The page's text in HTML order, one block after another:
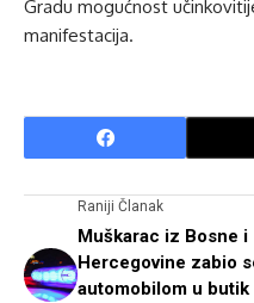
Gradu mogućnost
manifestacija.
Raniji Članak
Muškarac iz Bosne i
Hercegovine zabio
automobilom u butik